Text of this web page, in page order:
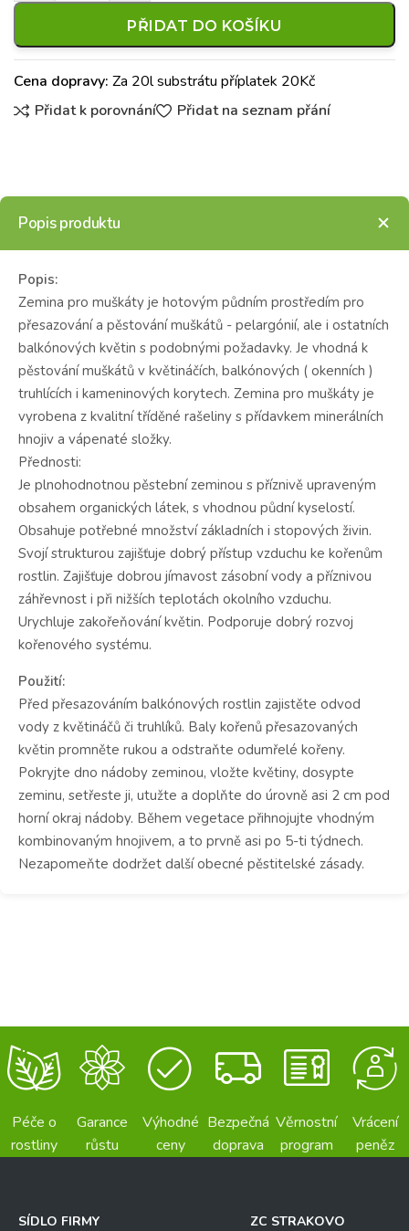
PŘIDAT DO KOŠÍKU
Cena dopravy: Za 20l substrátu příplatek 20Kč
Přidat k porovnání
Přidat na seznam přání
Popis produktu
Popis:
Zemina pro muškáty je hotovým půdním prostředím pro
přesazování a pěstování muškátů - pelargónií, ale i ostatních
balkónových květin s podobnými požadavky. Je vhodná k
pěstování muškátů v květináčích, balkónových ( okenních )
truhlících i kameninových korytech. Zemina pro muškáty je
vyrobena z kvalitní tříděné rašeliny s přídavkem minerálních
hnojiv a vápenaté složky.
Přednosti:
Je plnohodnotnou pěstební zeminou s příznivě upraveným
obsahem organických látek, s vhodnou půdní kyselostí.
Obsahuje potřebné množství základních i stopových živin.
Svojí strukturou zajišťuje dobrý přístup vzduchu ke kořenům
rostlin. Zajišťuje dobrou jímavost zásobní vody a příznivou
záhřevnost i při nižších teplotách okolního vzduchu.
Urychluje zakořeňování květin. Podporuje dobrý rozvoj
kořenového systému.
Použití:
Před přesazováním balkónových rostlin zajistěte odvod
vody z květináčů či truhlíků. Baly kořenů přesazovaných
květin promněte rukou a odstraňte odumřelé kořeny.
Pokryjte dno nádoby zeminou, vložte květiny, dosypte
zeminu, setřeste ji, utužte a doplňte do úrovně asi 2 cm pod
horní okraj nádoby. Během vegetace přihnojujte vhodným
kombinovaným hnojivem, a to prvně asi po 5-ti týdnech.
Nezapomeňte dodržet další obecné pěstitelské zásady.
Péče o
rostliny
Garance
růstu
Výhodné
ceny
Bezpečná
doprava
Věrnostní
program
Vrácení
peněz
SÍDLO FIRMY
ZC STRAKOVO